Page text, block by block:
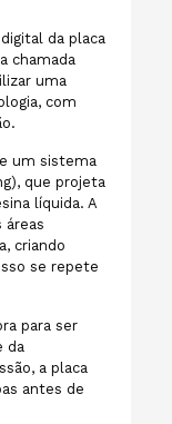
da placa
chamada
uma
com
um sistema
que projeta
líquida. A
áreas
criando
se repete
para ser
da
a placa
antes de